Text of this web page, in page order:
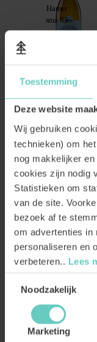
Toestemming
Deze website
Wij gebruiken
technieken) om
nog makkelijker
cookies zijn nodig
Statistieken om
van de site.
bezoek af te
om advertenties in
personaliseren en
verbeteren.. Lees
Toestemmingsselectie
Noodzakelijk
Marketing
Nucli Verdejo
Voorjaar in je
Fris & licht wit
10.